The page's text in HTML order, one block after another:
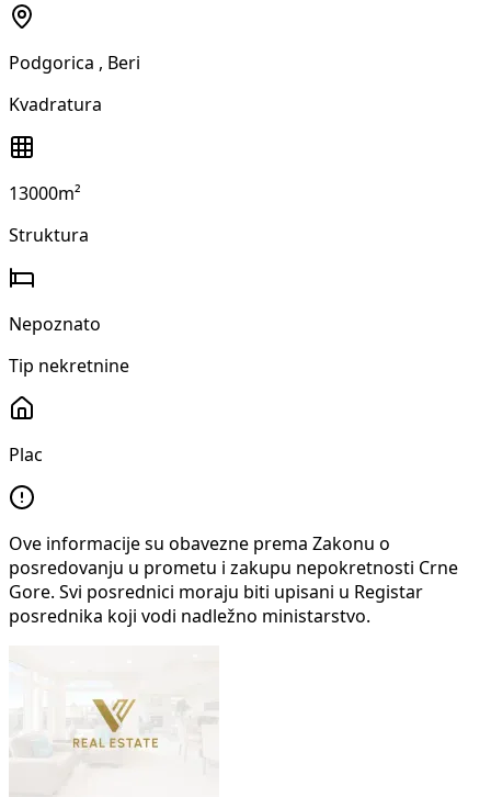
Podgorica , Beri
Kvadratura
13000m²
Struktura
Nepoznato
Tip nekretnine
Plac
Ove informacije su obavezne prema Zakonu o
posredovanju u prometu i zakupu nepokretnosti Crne
Gore. Svi posrednici moraju biti upisani u Registar
posrednika koji vodi nadležno ministarstvo.